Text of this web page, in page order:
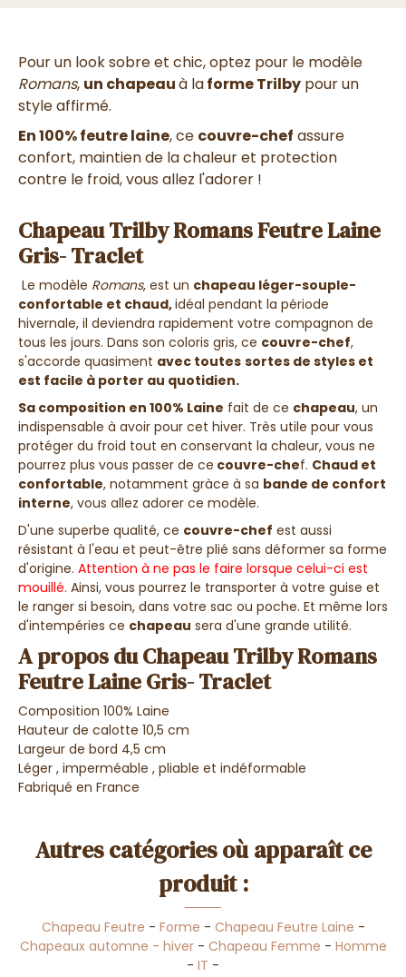
Pour un look sobre et chic, optez pour le modèle
Romans, un chapeauà laforme Trilby pour un
style affirmé.
En 100% feutre laine, ce couvre-chef assure
confort, maintien de la chaleur et protection
contre le froid, vous allez l'adorer !
Chapeau Trilby Romans Feutre Laine
Gris- Traclet
Le modèle Romans, est un chapeau léger-souple-
confortable et chaud,idéal pendant la période
hivernale, il deviendra rapidement votre compagnon de
tous les jours. Dans son coloris gris, ce couvre-chef,
s'accorde quasiment avec toutes sortes de styles et
est facile à porter au quotidien.
Sa composition en 100% Laine fait de ce chapeau, un
indispensable à avoir pour cet hiver. Très utile pour vous
protéger du froid tout en conservant la chaleur, vous ne
pourrez plus vous passer de ce couvre-chef. Chaud et
confortable, notamment gràce à sa bande de confort
interne, vous allez adorer ce modèle.
D'une superbe qualité, ce couvre-chef est aussi
résistant à l'eau et peut-être plié sans déformer sa forme
d'origine. Attention à ne pas le faire lorsque celui-ci est
mouillé. Ainsi, vous pourrez le transporter à votre guise et
le ranger si besoin, dans votre sac ou poche. Et même lors
d'intempéries ce chapeau sera d'une grande utilité.
A propos du Chapeau Trilby Romans
Feutre Laine Gris- Traclet
Composition 100% Laine
Hauteur de calotte 10,5 cm
Largeur de bord 4,5 cm
Léger , imperméable , pliable et indéformable
Fabriqué en France
Autres catégories où apparaît ce
produit :
Chapeau Feutre - Forme - Chapeau Feutre Laine -
Chapeaux automne - hiver- Chapeau Femme - Homme
- IT -